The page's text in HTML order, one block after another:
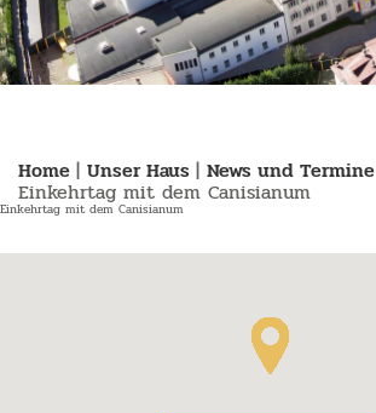
Home | Unser Haus | News und Termine
Einkehrtag mit dem Canisianum
Einkehrtag mit dem Canisianum